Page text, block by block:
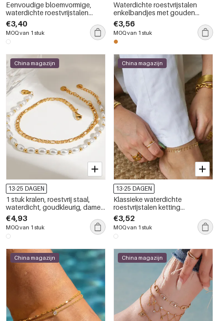
Eenvoudige bloemvormige,
waterdichte roestvrijstalen
enkelbandjes met gouden
zirkonia
€3,40
MOQ van 1 stuk
Waterdichte roestvrijstalen
enkelbandjes met gouden
zirkonia
€3,56
MOQ van 1 stuk
China magazijn
13-25 DAGEN
1 stuk kralen, roestvrij staal,
waterdicht, goudkleurig, dames
enkelbandje met laagjes
€4,93
MOQ van 1 stuk
China magazijn
13-25 DAGEN
Klassieke waterdichte
roestvrijstalen ketting
enkelbandjes met goudkleurige
parels
€3,52
MOQ van 1 stuk
China magazijn China magazijn